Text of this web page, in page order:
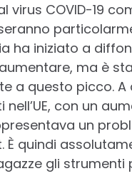
virus COVID-19
ha iniziato a
ma è
a questo picco. A
con un
un
È quindi
gli strumenti